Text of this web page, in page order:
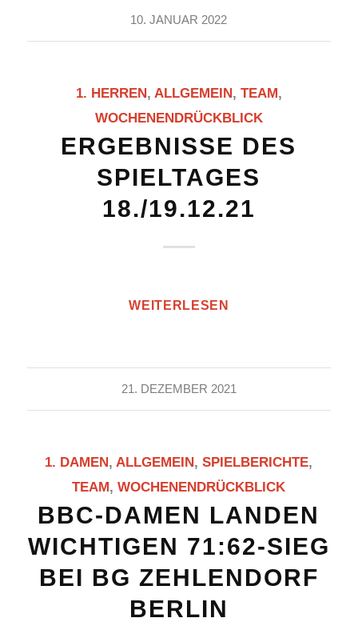
10. JANUAR 2022
1. HERREN, ALLGEMEIN, TEAM,
WOCHENENDRÜCKBLICK
ERGEBNISSE DES
SPIELTAGES
18./19.12.21
WEITERLESEN
21. DEZEMBER 2021
1. DAMEN,ALLGEMEIN,SPIELBERICHTE,
TEAM,WOCHENENDRÜCKBLICK
BBC-DAMEN LANDEN
WICHTIGEN 71:62-SIEG
BEI BG ZEHLENDORF
BERLIN